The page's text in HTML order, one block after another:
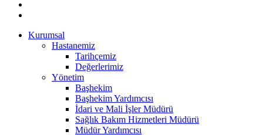
Kurumsal
Hastanemiz
Tarihçemiz
Değerlerimiz
Yönetim
Başhekim
Başhekim Yardımcısı
İdari ve Mali İşler Müdürü
Sağlık Bakım Hizmetleri Müdürü
Müdür Yardımcısı